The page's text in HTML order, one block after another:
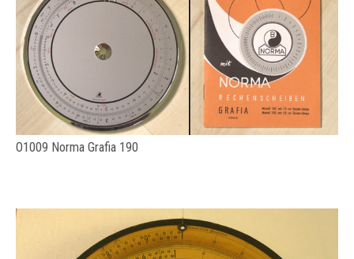
O1009 Norma Grafia 190